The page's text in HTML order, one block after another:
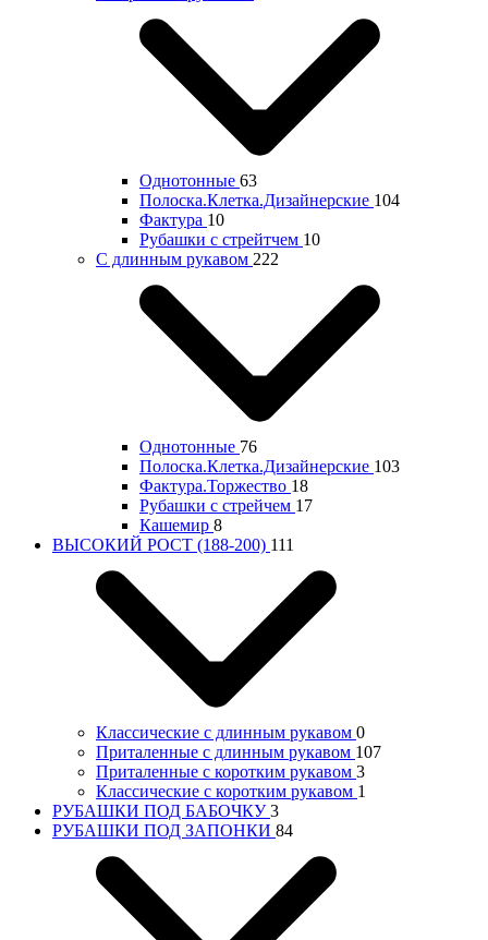
Однотонные 63
Полоска.Клетка.Дизайнерские 104
Фактура 10
Рубашки с стрейтчем 10
С длинным рукавом 222
Однотонные 76
Полоска.Клетка.Дизайнерские 103
Фактура.Торжество 18
Рубашки с стрейчем 17
Кашемир 8
ВЫСОКИЙ РОСТ (188-200) 111
Классические с длинным рукавом 0
Приталенные с длинным рукавом 107
Приталенные с коротким рукавом 3
Классические с коротким рукавом 1
РУБАШКИ ПОД БАБОЧКУ3
РУБАШКИ ПОД ЗАПОНКИ 84